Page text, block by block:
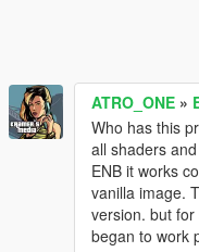
ATRO_ONE »
Who has this
all shaders
ENB it works
vanilla image.
version. but
began to work